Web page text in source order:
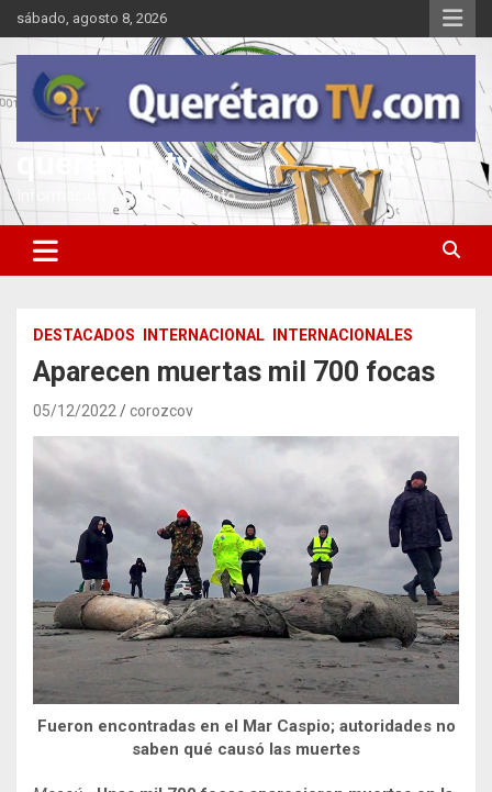
Saltar
al
contenido
sábado, agosto 8, 2026
queretarotv
Información y entretenimiento
DESTACADOS INTERNACIONAL INTERNACIONALES
Aparecen muertas mil 700 focas
05/12/2022 corozcov
Fueron encontradas en el Mar Caspio; autoridades no
saben qué causó las muertes